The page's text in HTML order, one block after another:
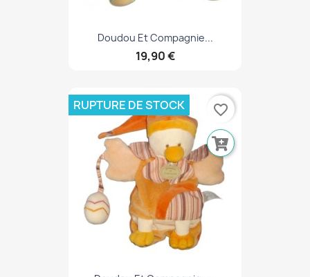
Doudou Et Compagnie...
19,90 €
RUPTURE DE STOCK favorite_border